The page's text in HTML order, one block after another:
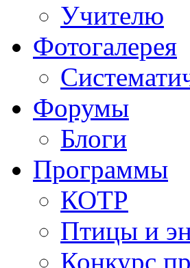
Учителю
Фотогалерея
Форумы
Блоги
Программы
КОТР
Птицы и
Конкурс